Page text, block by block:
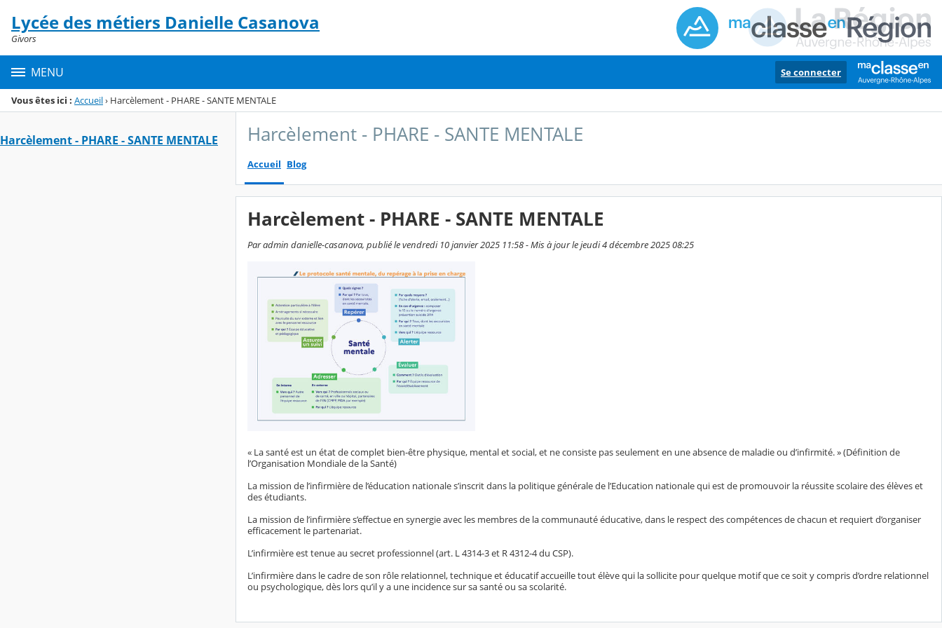
Menu de la rubrique
Contenu
Lycée des métiers Danielle Casanova
Givors
MENU Se connecter
Vous êtes ici : Accueil› Harcèlement - PHARE - SANTE MENTALE
Harcèlement - PHARE - SANTE MENTALE Harcèlement - PHARE - SANTE MENTALE
Accueil Blog
Harcèlement - PHARE - SANTE MENTALE
Par admin danielle-casanova, publié le vendredi 10 janvier 2025 11:58 - Mis à jour le jeudi 4 décembre 2025 08:25
« La santé est un état de complet bien-être physique, mental et social, et ne consiste pas seulement en une absence de maladie ou d’infirmité. » (Définition de
l’Organisation Mondiale de la Santé)
La mission de l’infirmière de l’éducation nationale s’inscrit dans la politique générale de l’Education nationale qui est de promouvoir la réussite scolaire des élèves et
des étudiants.
La mission de l’infirmière s’effectue en synergie avec les membres de la communauté éducative, dans le respect des compétences de chacun et requiert d’organiser
efficacement le partenariat.
L’infirmière est tenue au secret professionnel (art. L 4314-3 et R 4312-4 du CSP).
L’infirmière dans le cadre de son rôle relationnel, technique et éducatif accueille tout élève qui la sollicite pour quelque motif que ce soit y compris d’ordre relationnel
ou psychologique, dès lors qu’il y a une incidence sur sa santé ou sa scolarité.